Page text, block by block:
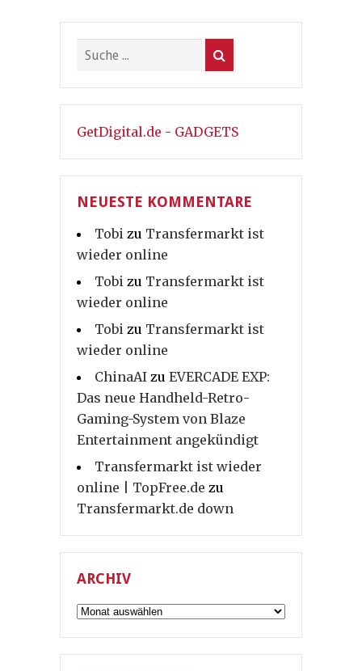
GetDigital.de - GADGETS
NEUESTE KOMMENTARE
Tobi zu Transfermarkt ist
wieder online
Tobi zu Transfermarkt ist
wieder online
Tobi zu Transfermarkt ist
wieder online
ChinaAI zu EVERCADE EXP:
Das neue Handheld-Retro-
Gaming-System von Blaze
Entertainment angekündigt
Transfermarkt ist wieder
online | TopFree.de zu
Transfermarkt.de down
ARCHIV
Archiv